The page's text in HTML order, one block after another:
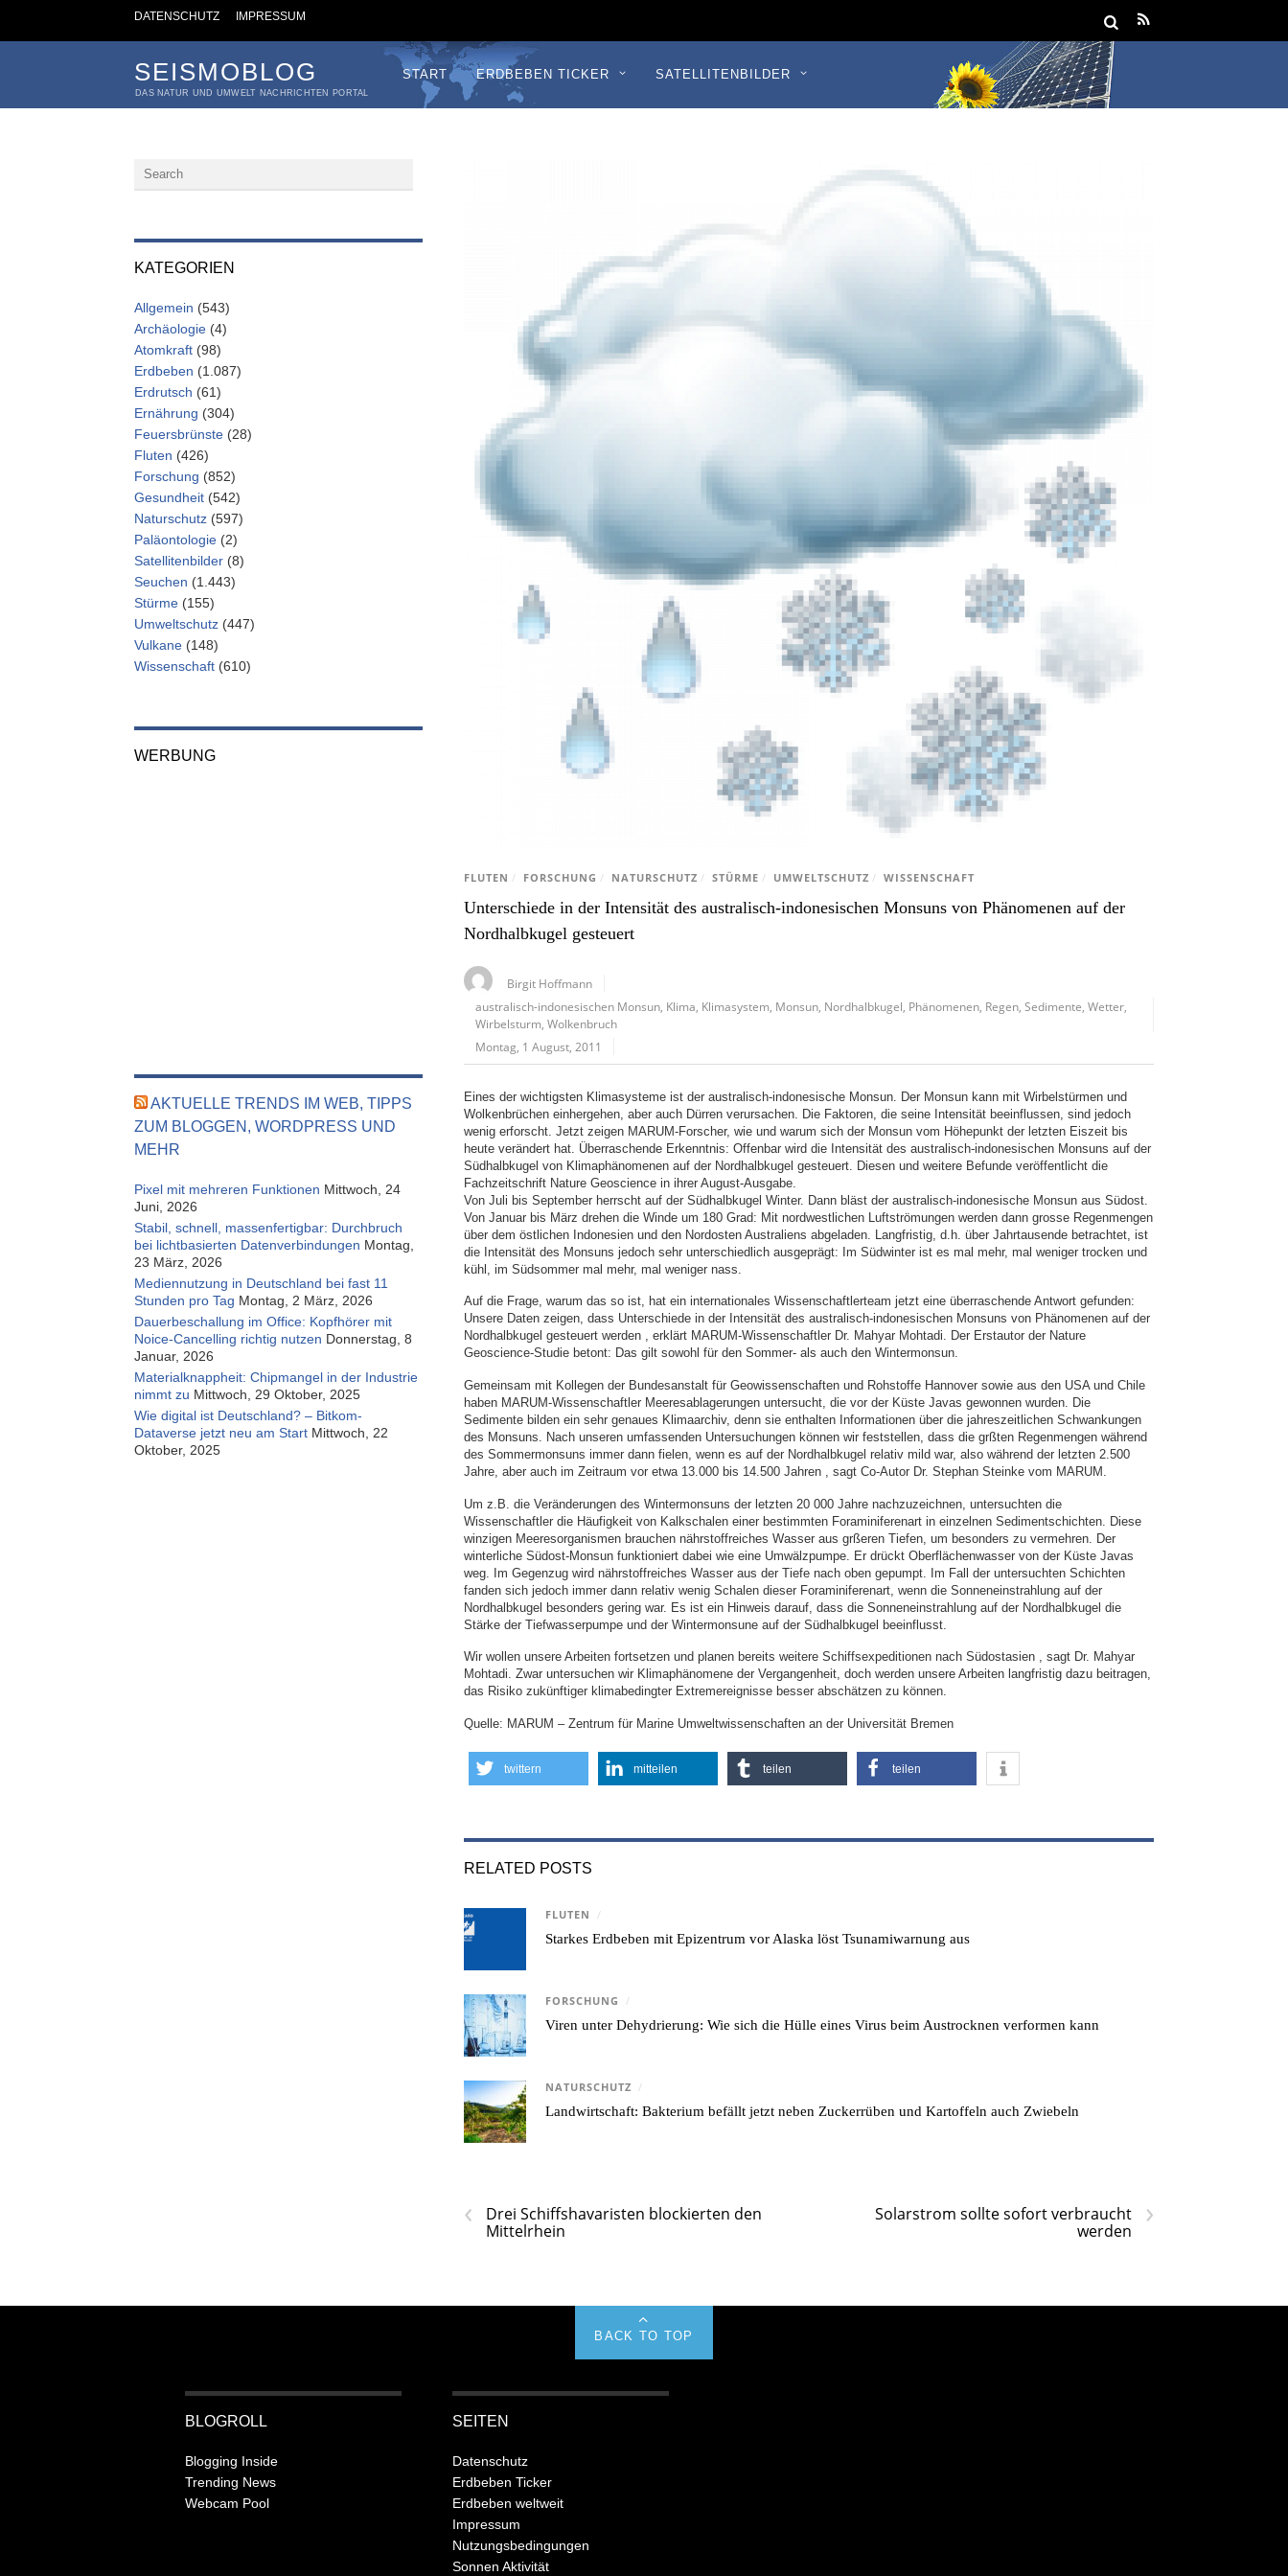
DATENSCHUTZ IMPRESSUM
SEISMOBLOG
DAS NATUR UND UMWELT NACHRICHTEN PORTAL
START ERDBEBEN TICKER SATELLITENBILDER
FLUTEN / FORSCHUNG / NATURSCHUTZ / STÜRME / UMWELTSCHUTZ / WISSENSCHAFT
Unterschiede in der Intensität des australisch-indonesischen Monsuns von Phänomenen auf der
Nordhalbkugel gesteuert
Birgit Hoffmann
australisch-indonesischen Monsun Klima Klimasystem Monsun Nordhalbkugel Phänomenen Regen ,Sedimente ,Wetter
Wirbelsturm ,Wolkenbruch
Montag, 1 August, 2011
Eines der wichtigsten Klimasysteme ist der australisch-indonesische Monsun. Der Monsun kann mit Wirbelstürmen und
Wolkenbrüchen einhergehen, aber auch Dürren verursachen. Die Faktoren, die seine Intensität beeinflussen, sind jedoch
wenig erforscht. Jetzt zeigen MARUM-Forscher, wie und warum sich der Monsun vom Höhepunkt der letzten Eiszeit bis
heute verändert hat. Überraschende Erkenntnis: Offenbar wird die Intensität des australisch-indonesischen Monsuns auf der
Südhalbkugel von Klimaphänomenen auf der Nordhalbkugel gesteuert. Diesen und weitere Befunde veröffentlicht die
Fachzeitschrift Nature Geoscience in ihrer August-Ausgabe.
Von Juli bis September herrscht auf der Südhalbkugel Winter. Dann bläst der australisch-indonesische Monsun aus Südost.
Von Januar bis März drehen die Winde um 180 Grad: Mit nordwestlichen Luftströmungen werden dann grosse Regenmengen
über dem östlichen Indonesien und den Nordosten Australiens abgeladen. Langfristig, d.h. über Jahrtausende betrachtet, ist
die Intensität des Monsuns jedoch sehr unterschiedlich ausgeprägt: Im Südwinter ist es mal mehr, mal weniger trocken und
kühl, im Südsommer mal mehr, mal weniger nass.
Auf die Frage, warum das so ist, hat ein internationales Wissenschaftlerteam jetzt eine überraschende Antwort gefunden:
Unsere Daten zeigen, dass Unterschiede in der Intensität des australisch-indonesischen Monsuns von Phänomenen auf der
Nordhalbkugel gesteuert werden , erklärt MARUM-Wissenschaftler Dr. Mahyar Mohtadi. Der Erstautor der Nature
Geoscience-Studie betont: Das gilt sowohl für den Sommer- als auch den Wintermonsun.
Gemeinsam mit Kollegen der Bundesanstalt für Geowissenschaften und Rohstoffe Hannover sowie aus den USA und Chile
haben MARUM-Wissenschaftler Meeresablagerungen untersucht, die vor der Küste Javas gewonnen wurden. Die
Sedimente bilden ein sehr genaues Klimaarchiv, denn sie enthalten Informationen über die jahreszeitlichen Schwankungen
des Monsuns. Nach unseren umfassenden Untersuchungen können wir feststellen, dass die grßten Regenmengen während
des Sommermonsuns immer dann fielen, wenn es auf der Nordhalbkugel relativ mild war, also während der letzten 2.500
Jahre, aber auch im Zeitraum vor etwa 13.000 bis 14.500 Jahren , sagt Co-Autor Dr. Stephan Steinke vom MARUM.
Um z.B. die Veränderungen des Wintermonsuns der letzten 20 000 Jahre nachzuzeichnen, untersuchten die
Wissenschaftler die Häufigkeit von Kalkschalen einer bestimmten Foraminiferenart in einzelnen Sedimentschichten. Diese
winzigen Meeresorganismen brauchen nährstoffreiches Wasser aus grßeren Tiefen, um besonders zu vermehren. Der
winterliche Südost-Monsun funktioniert dabei wie eine Umwälzpumpe. Er drückt Oberflächenwasser von der Küste Javas
weg. Im Gegenzug wird nährstoffreiches Wasser aus der Tiefe nach oben gepumpt. Im Fall der untersuchten Schichten
fanden sich jedoch immer dann relativ wenig Schalen dieser Foraminiferenart, wenn die Sonneneinstrahlung auf der
Nordhalbkugel besonders gering war. Es ist ein Hinweis darauf, dass die Sonneneinstrahlung auf der Nordhalbkugel die
Stärke der Tiefwasserpumpe und der Wintermonsune auf der Südhalbkugel beeinflusst.
Wir wollen unsere Arbeiten fortsetzen und planen bereits weitere Schiffsexpeditionen nach Südostasien , sagt Dr. Mahyar
Mohtadi. Zwar untersuchen wir Klimaphänomene der Vergangenheit, doch werden unsere Arbeiten langfristig dazu beitragen,
das Risiko zukünftiger klimabedingter Extremereignisse besser abschätzen zu können.
Quelle: MARUM – Zentrum für Marine Umweltwissenschaften an der Universität Bremen
twittern mitteilen teilen teilen
RELATED POSTS
FLUTEN /
Starkes Erdbeben mit Epizentrum vor Alaska löst Tsunamiwarnung aus
FORSCHUNG /
Viren unter Dehydrierung: Wie sich die Hülle eines Virus beim Austrocknen verformen kann
NATURSCHUTZ /
Landwirtschaft: Bakterium befällt jetzt neben Zuckerrüben und Kartoffeln auch Zwiebeln
‹
Drei Schiffshavaristen blockierten den
Mittelrhein
›
Solarstrom sollte sofort verbraucht
werden
KATEGORIEN
Allgemein (543)
Archäologie (4)
Atomkraft (98)
Erdbeben (1.087)
Erdrutsch (61)
Ernährung (304)
Feuersbrünste (28)
Fluten (426)
Forschung (852)
Gesundheit (542)
Naturschutz (597)
Paläontologie (2)
Satellitenbilder (8)
Seuchen (1.443)
Stürme (155)
Umweltschutz (447)
Vulkane (148)
Wissenschaft (610)
WERBUNG
AKTUELLE TRENDS IM WEB, TIPPS
ZUM BLOGGEN, WORDPRESS UND
MEHR
Pixel mit mehreren Funktionen Mittwoch, 24
Juni, 2026
Stabil, schnell, massenfertigbar: Durchbruch
bei lichtbasierten Datenverbindungen Montag,
23 März, 2026
Mediennutzung in Deutschland bei fast 11
Stunden pro Tag Montag, 2 März, 2026
Dauerbeschallung im Office: Kopfhörer mit
Noice-Cancelling richtig nutzen Donnerstag, 8
Januar, 2026
Materialknappheit: Chipmangel in der Industrie
nimmt zu Mittwoch, 29 Oktober, 2025
Wie digital ist Deutschland? – Bitkom-
Dataverse jetzt neu am Start Mittwoch, 22
Oktober, 2025
BACK TO TOP
BLOGROLL
Blogging Inside
Trending News
Webcam Pool
SEITEN
Datenschutz
Erdbeben Ticker
Erdbeben weltweit
Impressum
Nutzungsbedingungen
Sonnen Aktivität